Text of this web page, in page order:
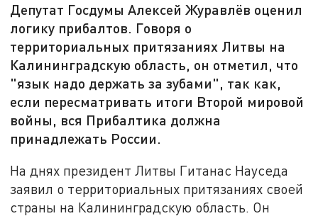
Депутат Госдумы Алексей Журавлёв оценил
логику прибалтов. Говоря о
территориальных притязаниях Литвы на
Калининградскую область, он отметил, что
"язык надо держать за зубами", так как,
если пересматривать итоги Второй мировой
войны, вся Прибалтика должна
принадлежать России.
На днях президент Литвы Гитанас Науседа
заявил о территориальных притязаниях своей
страны на Калининградскую область. Он